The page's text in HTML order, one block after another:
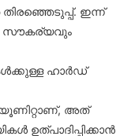
ഇന്ന്
സൗകര്യവും
ഹാർഡ്
അത്
ഉത്പാദിപ്പിക്കാൻ